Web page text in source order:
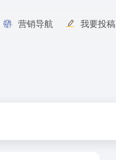
营销导航 我要投稿